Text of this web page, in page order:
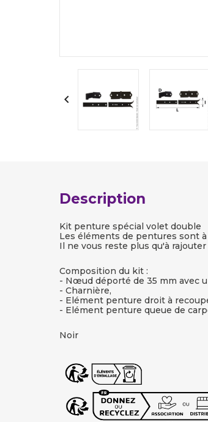

Description
Kit penture spécial volet double
Les éléments de pentures sont
Il ne vous reste plus qu'à
Composition du kit :
- Nœud déporté de 35 mm avec
- Charnière,
- Elément penture droit à
- Elément penture queue de
Noir